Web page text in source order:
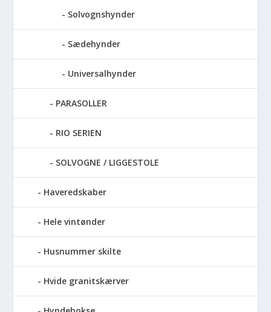
Solvognshynder
Sædehynder
Universalhynder
PARASOLLER
RIO SERIEN
SOLVOGNE / LIGGESTOLE
Haveredskaber
Hele vintønder
Husnummer skilte
Hvide granitskærver